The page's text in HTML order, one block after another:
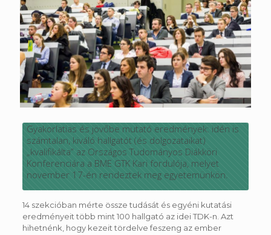
Gyakorlatias és jövőbe mutató eredmények: idén is
számtalan, kiváló hallgatót (és dolgozataikat)
„kvalifikálta” az Országos Tudományos Diákköri
Konferenciára a BME GTK Kari fordulója, melyet
november 17-én rendeztek meg egyetemünkön.
14 szekcióban mérte össze tudását és egyéni kutatási
eredményeit több mint 100 hallgató az idei TDK-n. Azt
hihetnénk, hogy kezeit tördelve feszeng az ember